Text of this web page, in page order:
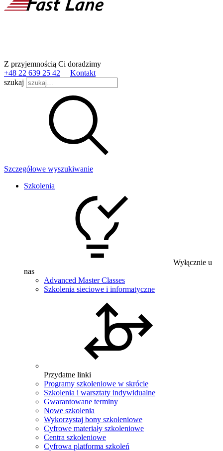
Z przyjemnością Ci doradzimy
+48 22 639 25 42
Kontakt
szukaj
Szczegółowe wyszukiwanie
Szkolenia
Wyłącznie u
nas
Advanced Master Classes
Szkolenia sieciowe i informatyczne
Przydatne linki
Programy szkoleniowe w skrócie
Szkolenia i warsztaty indywidualne
Gwarantowane terminy
Nowe szkolenia
Wykorzystaj bony szkoleniowe
Cyfrowe materiały szkoleniowe
Centra szkoleniowe
Cyfrowa platforma szkoleń